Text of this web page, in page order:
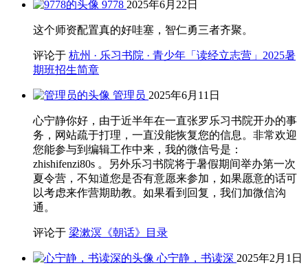
9778 2025年6月22日
这个师资配置真的好哇塞，智仁勇三者齐聚。
评论于 杭州 · 乐习书院 · 青少年「读经立志营」2025暑
期班招生简章
管理员 2025年6月11日
心宁静你好，由于近半年在一直张罗乐习书院开办的事
务，网站疏于打理，一直没能恢复您的信息。非常欢迎
您能参与到编辑工作中来，我的微信号是：
zhishifenzi80s 。另外乐习书院将于暑假期间举办第一次
夏令营，不知道您是否有意愿来参加，如果愿意的话可
以考虑来作营期助教。如果看到回复，我们加微信沟
通。
评论于 梁漱溟《朝话》目录
心宁静，书读深 2025年2月1日